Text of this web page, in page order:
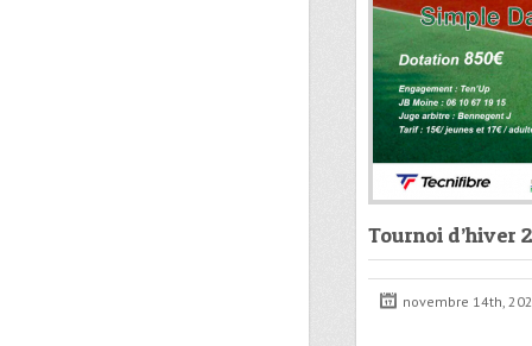
Tournoi d’hiver
novembre 14th,